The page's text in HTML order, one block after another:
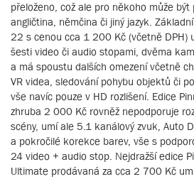
přeloženo, což ale pro někoho může být
angličtina, němčina či jiný jazyk.
22 s cenou cca 1 200 Kč (včetně DPH)
šesti video či audio stopami, dvěma
a má spoustu dalších omezení včetně
VR videa, sledování pohybu objektů či
vše navíc pouze v HD rozlišení. Edice
zhruba 2 000 Kč rovněž nepodporuje
scény, umí ale 5.1 kanálový zvuk, Auto
a pokročilé korekce barev, vše s
24 video + audio stop. Nejdražší edice
Ultimate prodávaná za cca 2 700 Kč